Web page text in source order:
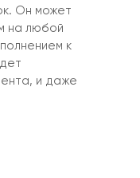
Он может
на любой
к
и даже